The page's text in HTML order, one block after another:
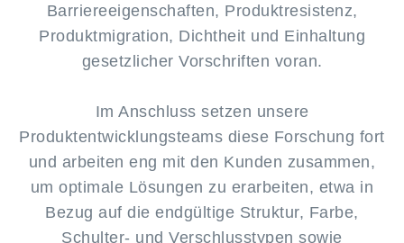
Barriereeigenschaften, Produktresistenz,
Produktmigration, Dichtheit und Einhaltung
gesetzlicher Vorschriften voran.
Im Anschluss setzen unsere
Produktentwicklungsteams diese Forschung fort
und arbeiten eng mit den Kunden zusammen,
um optimale Lösungen zu erarbeiten, etwa in
Bezug auf die endgültige Struktur, Farbe,
Schulter- und Verschlusstypen sowie